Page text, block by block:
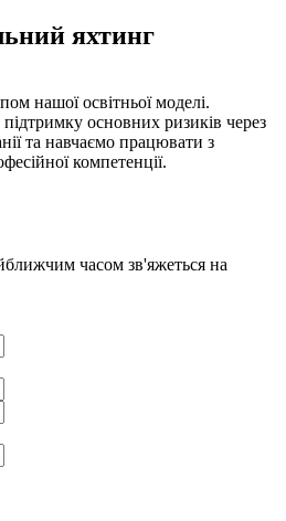
яхтинг
нашої освітньої моделі.
основних ризиків через
та навчаємо працювати з
компетенції.
часом зв'яжеться на